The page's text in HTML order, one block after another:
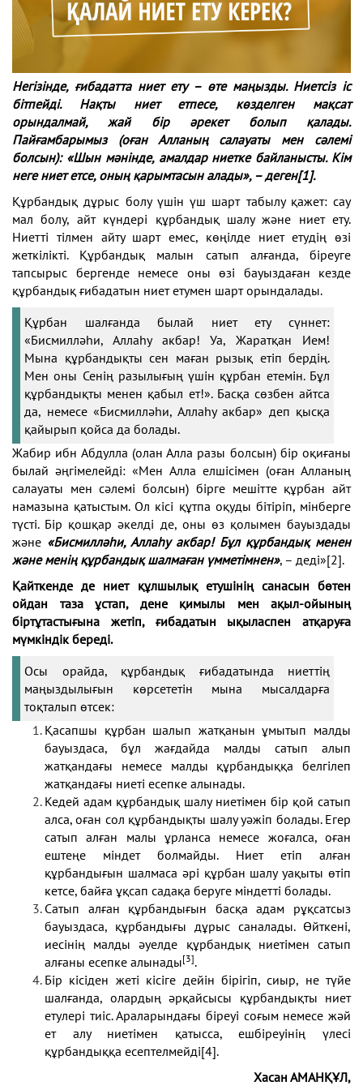
Негізінде, ғибадатта ниет ету – өте маңызды. Ниетсіз іс
бітпейді. Нақты ниет етпесе, көзделген мақсат
орындалмай, жай бір әрекет болып қалады.
Пайғамбарымыз (оған Алланың салауаты мен сәлемі
болсын): «Шын мәнінде, амалдар ниетке байланысты. Кім
неге ниет етсе, оның қарымтасын алады», – деген[1].
Құрбандық дұрыс болу үшін үш шарт табылу қажет: сау
мал болу, айт күндері құрбандық шалу және ниет ету.
Ниетті тілмен айту шарт емес, көңілде ниет етудің өзі
жеткілікті. Құрбандық малын сатып алғанда, біреуге
тапсырыс бергенде немесе оны өзі бауыздаған кезде
құрбандық ғибадатын ниет етумен шарт орындалады.
Құрбан шалғанда былай ниет ету сүннет:
«Бисмилләһи, Аллаһу акбар! Уа, Жаратқан Ием!
Мына құрбандықты сен маған рызық етіп бердің.
Мен оны Сенің разылығың үшін құрбан етемін. Бұл
құрбандықты менен қабыл ет!». Басқа сөзбен айтса
да, немесе «Бисмилләһи, Аллаһу акбар» деп қысқа
қайырып қойса да болады.
Жабир ибн Абдулла (олан Алла разы болсын) бір оқиғаны
былай әңгімелейді: «Мен Алла елшісімен (оған Алланың
салауаты мен сәлемі болсын) бірге мешітте құрбан айт
намазына қатыстым. Ол кісі құтпа оқуды бітіріп, мінберге
түсті. Бір қошқар әкелді де, оны өз қолымен бауыздады
және «Бисмилләһи, Аллаһу акбар! Бұл құрбандық менен
және менің құрбандық шалмаған үмметімнен», – деді»[2].
Қайткенде де ниет құлшылық етушінің санасын бөтен
ойдан таза ұстап, дене қимылы мен ақыл-ойының
біртұтастығына жетіп, ғибадатын ықыласпен атқаруға
мүмкіндік береді.
Осы орайда, құрбандық ғибадатында ниеттің
маңыздылығын көрсететін мына мысалдарға
тоқталып өтсек:
Қасапшы құрбан шалып жатқанын ұмытып малды
бауыздаса, бұл жағдайда малды сатып алып
жатқандағы немесе малды құрбандыққа белгілеп
жатқандағы ниеті есепке алынады.
Кедей адам құрбандық шалу ниетімен бір қой сатып
алса, оған сол құрбандықты шалу уәжіп болады. Егер
сатып алған малы ұрланса немесе жоғалса, оған
ештеңе міндет болмайды. Ниет етіп алған
құрбандығын шалмаса әрі құрбан шалу уақыты өтіп
кетсе, байға ұқсап садақа беруге міндетті болады.
Сатып алған құрбандығын басқа адам рұқсатсыз
бауыздаса, құрбандығы дұрыс саналады. Өйткені,
иесінің малды әуелде құрбандық ниетімен сатып
алғаны есепке алынады[3].
Бір кісіден жеті кісіге дейін бірігіп, сиыр, не түйе
шалғанда, олардың әрқайсысы құрбандықты ниет
етулері тиіс. Араларындағы біреуі соғым немесе жәй
ет алу ниетімен қатысса, ешбіреуінің үлесі
құрбандыққа есептелмейді[4].
Хасан АМАНҚҰЛ,